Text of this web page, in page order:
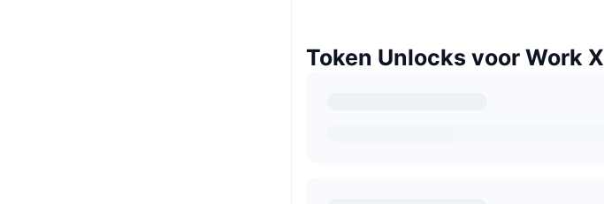
Token Unlocks voor Work X